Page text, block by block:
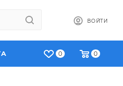
ВОЙТИ
0 0